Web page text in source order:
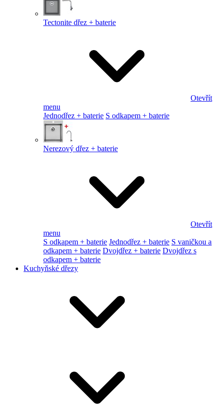
Tectonite dřez + baterie
Otevřít
menu
Jednodřez + baterie S odkapem + baterie
Nerezový dřez + baterie
Otevřít
menu
S odkapem + baterie Jednodřez + baterie S vaničkou a
odkapem + baterie Dvojdřez + baterie Dvojdřez s
odkapem + baterie
Kuchyňské dřezy